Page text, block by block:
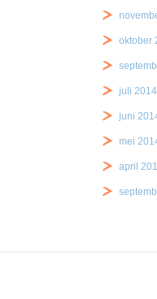
oktober
juli 2014
juni
mei
april